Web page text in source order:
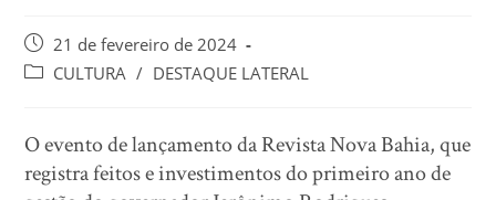
21 de fevereiro de 2024
CULTURA / DESTAQUE LATERAL
O evento de lançamento da Revista Nova Bahia, que
registra feitos e investimentos do primeiro ano de